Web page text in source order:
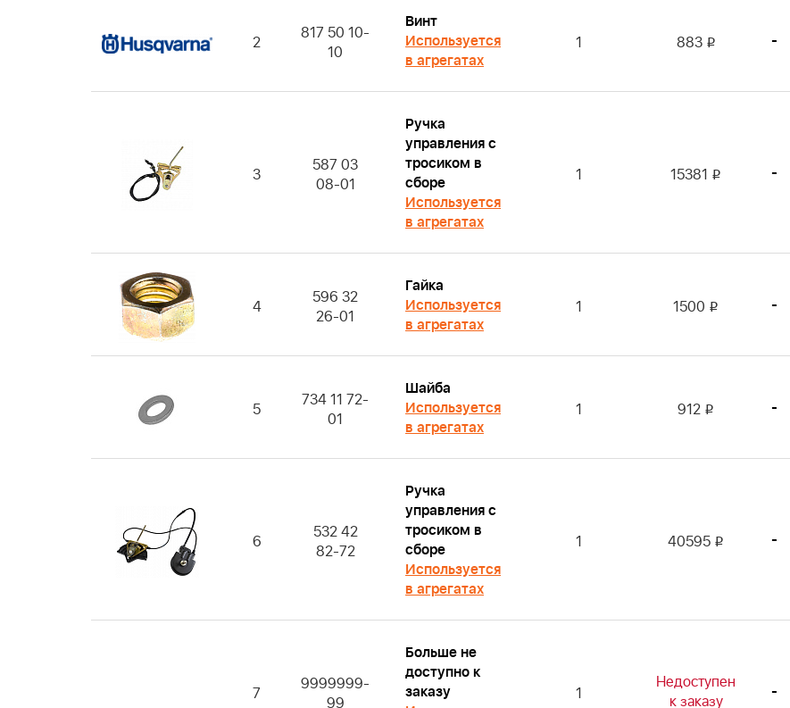
2
817 50 10-
10
Винт
Используется
в агрегатах
1 883 i -
3
587 03
08-01
Ручка
управления с
тросиком в
сборе
Используется
в агрегатах
1 15381 i -
4
596 32
26-01
Гайка
Используется
в агрегатах
1 1500 i -
5
734 11 72-
01
Шайба
Используется
в агрегатах
1 912 i -
6
532 42
82-72
Ручка
управления с
тросиком в
сборе
Используется
в агрегатах
1 40595 i -
7
9999999-
99
Больше не
доступно к
заказу
1
Недоступен
к заказу
-